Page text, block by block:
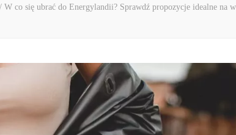
/ W co się ubrać do Energylandii? Sprawdź propozycje idealne na